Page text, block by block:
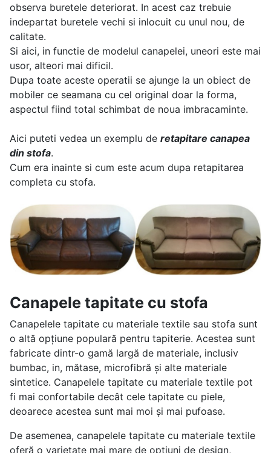
observa buretele deteriorat. In acest caz trebuie
indepartat buretele vechi si inlocuit cu unul nou, de
calitate.
Si aici, in functie de modelul canapelei, uneori este mai
usor, alteori mai dificil.
Dupa toate aceste operatii se ajunge la un obiect de
mobiler ce seamana cu cel original doar la forma,
aspectul fiind total schimbat de noua imbracaminte.
Aici puteti vedea un exemplu de retapitare canapea
din stofa.
Cum era inainte si cum este acum dupa retapitarea
completa cu stofa.
Canapele tapitate cu stofa
Canapelele tapitate cu materiale textile sau stofa sunt
o altă opțiune populară pentru tapiterie. Acestea sunt
fabricate dintr-o gamă largă de materiale, inclusiv
bumbac, in, mătase, microfibră și alte materiale
sintetice. Canapelele tapitate cu materiale textile pot
fi mai confortabile decât cele tapitate cu piele,
deoarece acestea sunt mai moi și mai pufoase.
De asemenea, canapelele tapitate cu materiale textile
oferă o varietate mai mare de opțiuni de design,